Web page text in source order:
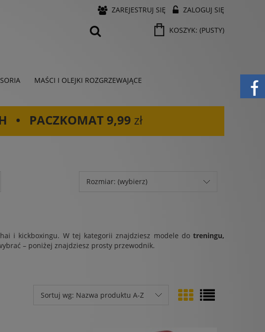
ZAREJESTRUJ SIĘ ZALOGUJ SIĘ
KOSZYK: (PUSTY)
MAŚCI I OLEJKI ROZGRZEWAJĄCE
• PACZKOMAT 9,99 zł
Rozmiar: (wybierz)
i kickboxingu. W tej kategorii znajdziesz modele dotreningu,
– poniżej znajdziesz prosty przewodnik.
Sortuj wg: Nazwa produktu A-Z